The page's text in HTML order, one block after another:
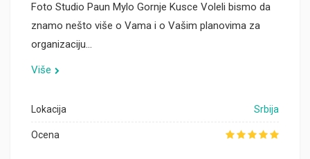
Foto Studio Paun Mylo Gornje Kusce Voleli bismo da
znamo nešto više o Vama i o Vašim planovima za
organizaciju…
Više
Lokacija Srbija
Ocena